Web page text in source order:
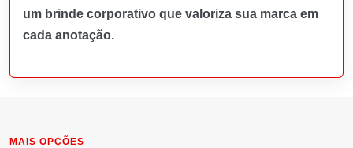
um brinde corporativo que valoriza sua marca em
cada anotação.
MAIS OPÇÕES